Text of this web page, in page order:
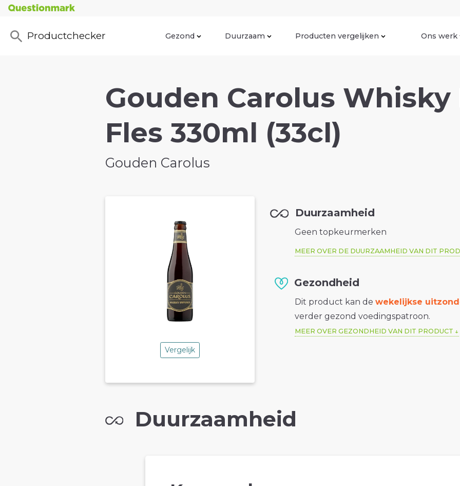
Productchecker Gezond Duurzaam Producten vergelijken Ons werk
Gouden Carolus
Fles 330ml (33cl)
Gouden Carolus
Vergelijk
Duurzaamheid
Geen topkeurmerken
MEER OVER DE DUURZAAMHEID VAN DIT
Gezondheid
Dit product kan dewekelijkse
verder gezond voedingspatroon.
MEER OVER GEZONDHEID VAN DIT PRODUCT
Duurzaamheid